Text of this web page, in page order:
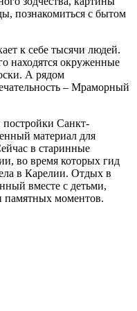
познакомиться с бытом
к себе тысячи людей.
находятся окруженные
А рядом
– Мраморный
постройки Санкт-
материал для
в старинные
во время которых гид
в Карелии. Отдых в
вместе с детьми,
памятных моментов.